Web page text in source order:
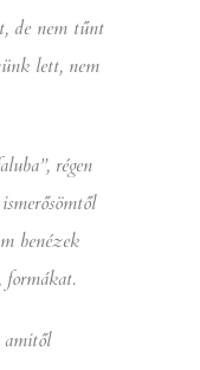
de nem tűnt
lett, nem
régen
benézek
formákat.